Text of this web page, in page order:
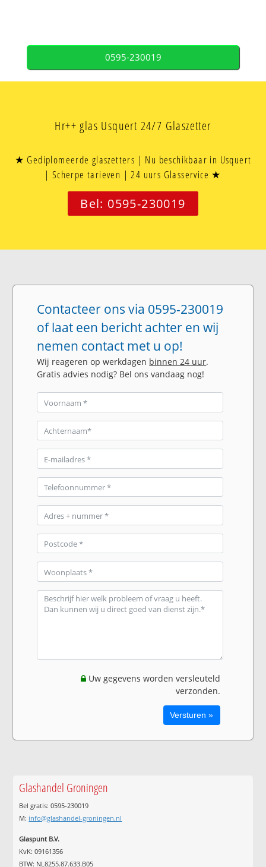
0595-230019
Hr++ glas Usquert 24/7 Glaszetter
★ Gediplomeerde glaszetters | Nu beschikbaar in Usquert
| Scherpe tarieven | 24 uurs Glasservice ★
Bel: 0595-230019
Contacteer ons via 0595-230019
of laat een bericht achter en wij
nemen contact met u op!
Wij reageren op werkdagen binnen 24 uur.
Gratis advies nodig? Bel ons vandaag nog!
Uw gegevens worden versleuteld
verzonden.
Glashandel Groningen
Bel gratis: 0595-230019
M: info@glashandel-groningen.nl
Glaspunt B.V.
KvK: 09161356
BTW: NL8255.87.633.B05